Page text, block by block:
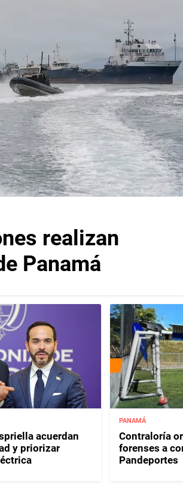
realizan
Panamá
acuerdan
y priorizar
PANAMÁ
Contraloría
forenses a
Pandeportes